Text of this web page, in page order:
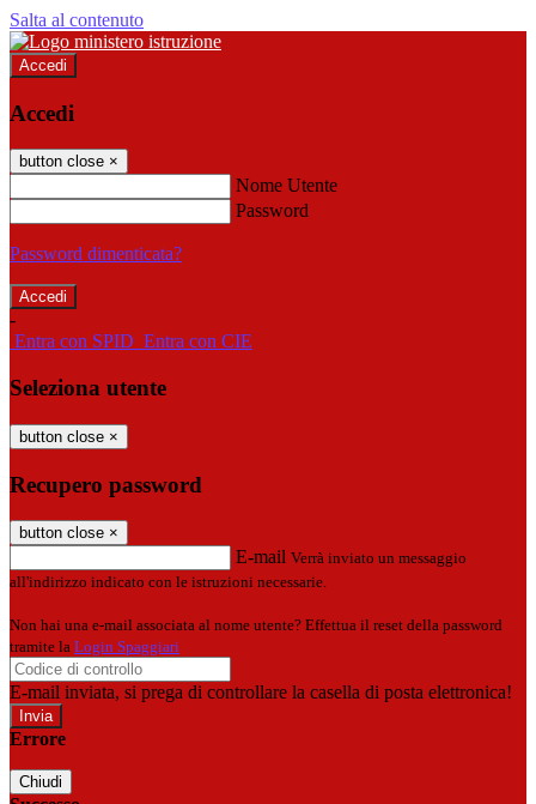
Salta al contenuto
Accedi
Accedi
button close ×
Nome Utente
Password
Password dimenticata?
-
Entra con SPID Entra con CIE
Seleziona utente
button close ×
Recupero password
button close ×
E-mail Verrà inviato un messaggio
all'indirizzo indicato con le istruzioni necessarie.
Non hai una e-mail associata al nome utente? Effettua il reset della password
tramite la Login Spaggiari
E-mail inviata, si prega di controllare la casella di posta elettronica!
Errore
Chiudi